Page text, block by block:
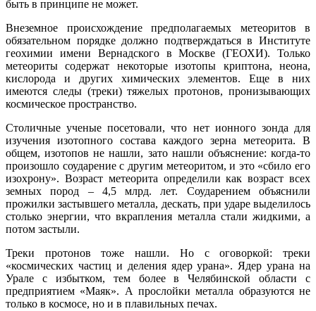
быть в принципе не может.
Внеземное происхождение предполагаемых метеоритов в
обязательном порядке должно подтверждаться в Институте
геохимии имени Вернадского в Москве (ГЕОХИ). Только
метеориты содержат некоторые изотопы криптона, неона,
кислорода и других химических элементов. Еще в них
имеются следы (треки) тяжелых протонов, пронизывающих
космическое пространство.
Столичные ученые посетовали, что нет ионного зонда для
изучения изотопного состава каждого зерна метеорита. В
общем, изотопов не нашли, зато нашли объяснение: когда-то
произошло соударение с другим метеоритом, и это «сбило его
изохрону». Возраст метеорита определили как возраст всех
земных пород – 4,5 млрд. лет. Соударением объяснили
прожилки застывшего металла, дескать, при ударе выделилось
столько энергии, что вкрапления металла стали жидкими, а
потом застыли.
Треки протонов тоже нашли. Но с оговоркой: треки
«космических частиц и деления ядер урана». Ядер урана на
Урале с избытком, тем более в Челябинской области с
предприятием «Маяк». А прослойки металла образуются не
только в космосе, но и в плавильных печах.